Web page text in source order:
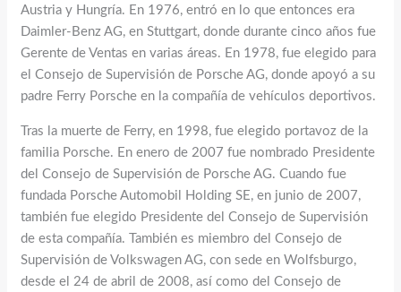
Austria y Hungría. En 1976, entró en lo que entonces era
Daimler-Benz AG, en Stuttgart, donde durante cinco años fue
Gerente de Ventas en varias áreas. En 1978, fue elegido para
el Consejo de Supervisión de Porsche AG, donde apoyó a su
padre Ferry Porsche en la compañía de vehículos deportivos.
Tras la muerte de Ferry, en 1998, fue elegido portavoz de la
familia Porsche. En enero de 2007 fue nombrado Presidente
del Consejo de Supervisión de Porsche AG. Cuando fue
fundada Porsche Automobil Holding SE, en junio de 2007,
también fue elegido Presidente del Consejo de Supervisión
de esta compañía. También es miembro del Consejo de
Supervisión de Volkswagen AG, con sede en Wolfsburgo,
desde el 24 de abril de 2008, así como del Consejo de